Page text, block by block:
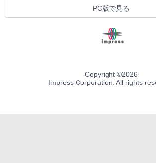
PC版で見る
Copyright ©2026
Impress Corporation. All rights